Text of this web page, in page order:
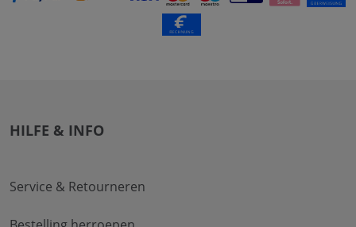
HILFE & INFO
Service & Retourneren